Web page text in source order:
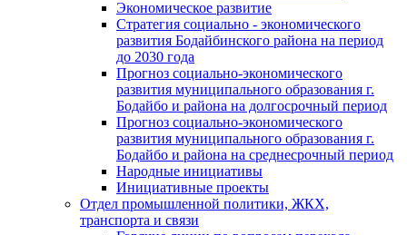
Экономическое развитие
Стратегия социально - экономического
развития Бодайбинского района на период
до 2030 года
Прогноз социально-экономического
развития муниципального образования г.
Бодайбо и района на долгосрочный период
Прогноз социально-экономического
развития муниципального образования г.
Бодайбо и района на среднесрочный период
Народные инициативы
Инициативные проекты
Отдел промышленной политики, ЖКХ,
транспорта и связи